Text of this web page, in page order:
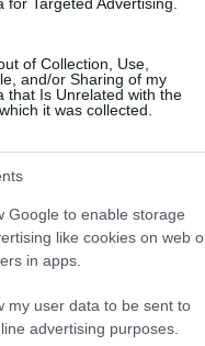
of Collection, Use,
and/or Sharing of my
that Is Unrelated with the
it was collected.
Google to enable storage
like cookies on web
in apps.
my user data to be sent to
advertising purposes.
προς τιμήν του Ισίδωρου
τις διεθνείς μας στο